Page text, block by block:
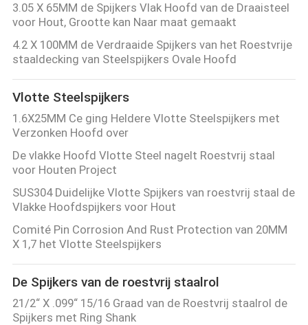
3.05 X 65MM de Spijkers Vlak Hoofd van de Draaisteel
voor Hout, Grootte kan Naar maat gemaakt
4.2 X 100MM de Verdraaide Spijkers van het Roestvrije
staaldecking van Steelspijkers Ovale Hoofd
Vlotte Steelspijkers
1.6X25MM Ce ging Heldere Vlotte Steelspijkers met
Verzonken Hoofd over
De vlakke Hoofd Vlotte Steel nagelt Roestvrij staal
voor Houten Project
SUS304 Duidelijke Vlotte Spijkers van roestvrij staal de
Vlakke Hoofdspijkers voor Hout
Comité Pin Corrosion And Rust Protection van 20MM
X 1,7 het Vlotte Steelspijkers
De Spijkers van de roestvrij staalrol
21/2“ X .099“ 15/16 Graad van de Roestvrij staalrol de
Spijkers met Ring Shank